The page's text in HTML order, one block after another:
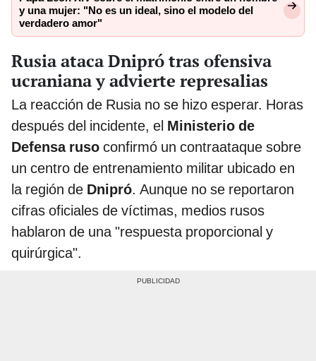
y una mujer: "No es un ideal, sino el modelo del
verdadero amor"
Rusia ataca Dnipró tras ofensiva
ucraniana y advierte represalias
La reacción de Rusia no se hizo esperar. Horas
después del incidente, el Ministerio de
Defensa ruso confirmó un contraataque sobre
un centro de entrenamiento militar ubicado en
la región de Dnipró. Aunque no se reportaron
cifras oficiales de víctimas, medios rusos
hablaron de una "respuesta proporcional y
quirúrgica".